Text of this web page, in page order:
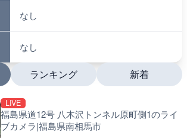
なし
なし
LIVE
福島県道12号 八木沢トンネル原町側1のライ
ブカメラ|福島県南相馬市
ランキング
沖永良部島海岸のライブ
町
新着
南出川水門付近のライブ
町